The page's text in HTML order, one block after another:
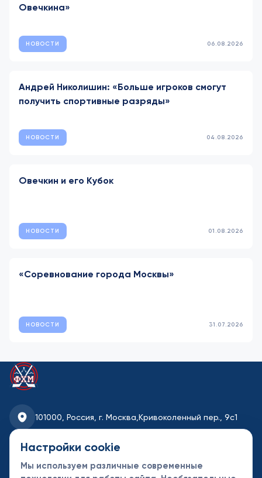
Овечкина»
НОВОСТИ 06.08.2026
Андрей Николишин: «Больше игроков смогут
получить спортивные разряды»
НОВОСТИ 04.08.2026
Овечкин и его Кубок
НОВОСТИ 01.08.2026
«Соревнование города Москвы»
НОВОСТИ 31.07.2026
101000, Россия, г. Москва, Кривоколенный пер., 9с1
fhmoscow@mail.ru
8-495-621-35-95
Настройки cookie
Мы используем различные современные